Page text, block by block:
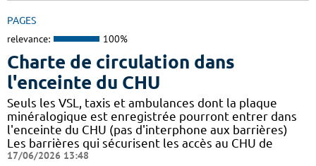
PAGES
relevance: 100%
Charte de circulation dans
l'enceinte du CHU
Seuls les VSL, taxis et ambulances dont la plaque
minéralogique est enregistrée pourront entrer dans
l'enceinte du CHU (pas d'interphone aux barrières)
Les barrières qui sécurisent les accès au CHU de
17/06/2026 13:48